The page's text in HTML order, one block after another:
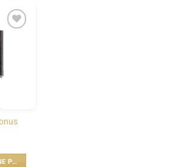
CONTACTEAZĂ-NE PENTRU PREȚ